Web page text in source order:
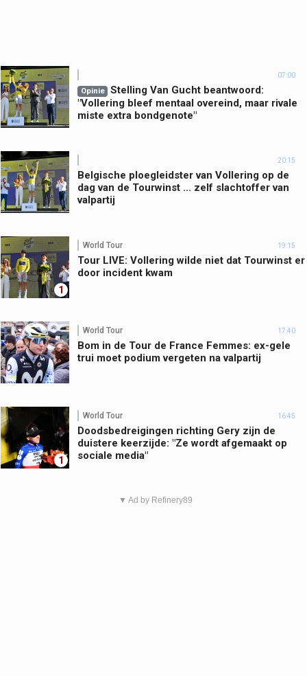
07:00
Opinie
Stelling Van Gucht beantwoord:
"Vollering bleef mentaal overeind, maar rivale
miste extra bondgenote"
20:15
Belgische ploegleidster van Vollering op de
dag van de Tourwinst ... zelf slachtoffer van
valpartij
1
World Tour 19:15
Tour LIVE: Vollering wilde niet dat Tourwinst er
door incident kwam
World Tour 17:40
Bom in de Tour de France Femmes: ex-gele
trui moet podium vergeten na valpartij
1
World Tour 16:45
Doodsbedreigingen richting Gery zijn de
duistere keerzijde: "Ze wordt afgemaakt op
sociale media"
▼ Ad by Refinery89